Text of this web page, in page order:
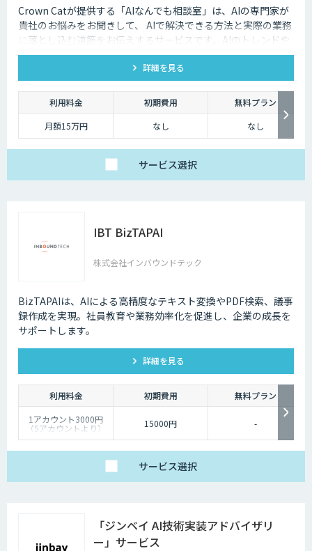
Crown Catが提供する「AIなんでも相談室」は、AIの専門家が
貴社のお悩みをお聞きして、 AIで解決できる方法と実際の業務
に落とし込む道筋をお伝えするサービスです。AIのトレンドや
最新の事例はもちろん、自社にあった活用を安価にクイックに
詳細を見る
利用料金 初期費用
無料プラン
月額15万円
なし なし
サービス選択
IBT BizTAPAI
株式会社インバウンドテック
BizTAPAIは、AIによる高精度なテキスト変換やPDF検索、議事
録作成を実現。社員教育や業務効率化を促進し、企業の成長を
サポートします。
詳細を見る
利用料金 初期費用
無料プラン
1アカウント3000円
（5アカウントより） 15000円 -
サービス選択
「ジンベイ AI技術実装アドバイザリ
ー」サービス